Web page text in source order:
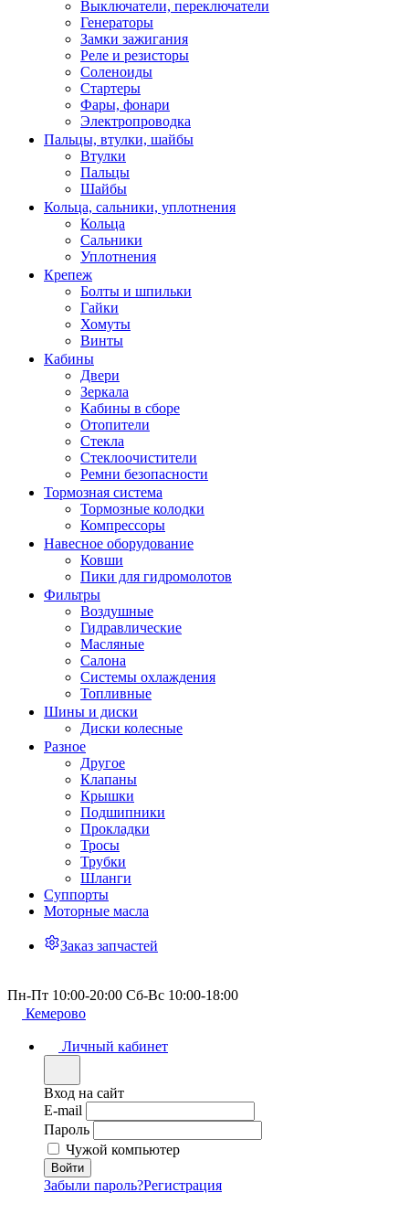
Выключатели, переключатели
Генераторы
Замки зажигания
Реле и резисторы
Соленоиды
Стартеры
Фары, фонари
Электропроводка
Пальцы, втулки, шайбы
Втулки
Пальцы
Шайбы
Кольца, сальники, уплотнения
Кольца
Сальники
Уплотнения
Крепеж
Болты и шпильки
Гайки
Хомуты
Винты
Кабины
Двери
Зеркала
Кабины в сборе
Отопители
Стекла
Стеклоочистители
Ремни безопасности
Тормозная система
Тормозные колодки
Компрессоры
Навесное оборудование
Ковши
Пики для гидромолотов
Фильтры
Воздушные
Гидравлические
Масляные
Салона
Системы охлаждения
Топливные
Шины и диски
Диски колесные
Разное
Другое
Клапаны
Крышки
Подшипники
Прокладки
Тросы
Трубки
Шланги
Суппорты
Моторные масла
Заказ запчастей
Пн-Пт 10:00-20:00 Сб-Вс 10:00-18:00
Кемерово
Личный кабинет
Вход на сайт
E-mail
Пароль
Чужой компьютер
Забыли пароль?Регистрация